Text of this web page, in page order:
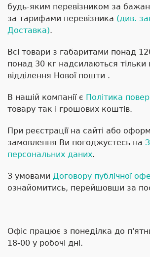
будь-яким перевізником за
за тарифами перевізника (див.
Доставка).
Всі товари з габаритами понад
понад 30 кг надсилаються
відділення Нової пошти .
В нашій компанії є Політика
товару так і грошових коштів.
При реєстрації на сайті або
замовлення Ви погоджуєтесь на
персональних даних.
З умовами Договору публічної
ознайомитись, перейшовши за
Офіс працює з понеділка до
18-00 у робочі дні.